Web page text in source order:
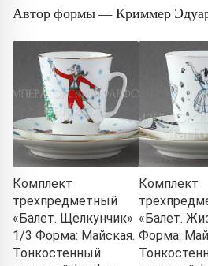
Автор формы — Криммер
Комплект
трехпредметный
«Балет. Щелкунчик»
1/3 Форма: Майская.
Тонкостенный
Комплект
«Балет.
Форма: